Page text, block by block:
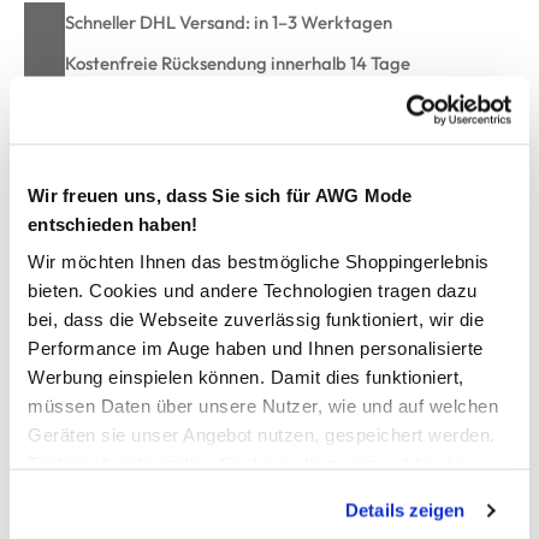
Wir freuen uns, dass Sie sich für AWG Mode
entschieden haben!
Wir möchten Ihnen das bestmögliche Shoppingerlebnis
bieten. Cookies und andere Technologien tragen dazu
bei, dass die Webseite zuverlässig funktioniert, wir die
Performance im Auge haben und Ihnen personalisierte
Werbung einspielen können. Damit dies funktioniert,
müssen Daten über unsere Nutzer, wie und auf welchen
Geräten sie unser Angebot nutzen, gespeichert werden.
werden, werden bei der Nutzung der Webseite auf jeden
Details zeigen
Schneller DHL Versand: in 1–3 Werktagen
Kostenfreie Rücksendung innerhalb 14 Tage
Kostenlose Filiallieferung in Ihre Wunschfiliale
Zur Wunschliste hinzufügen
Damen Bikini Slip im 3er Pack
bequeme Bikini-Slips von Sure
im praktischen 3er Pack
angenehm weiche Qualität
schmaler Bund mit Logo-Print